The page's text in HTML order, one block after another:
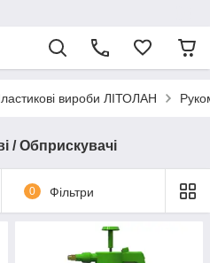
вироби ЛІТОЛАН
/ Обприскувачі
0 Фільтри